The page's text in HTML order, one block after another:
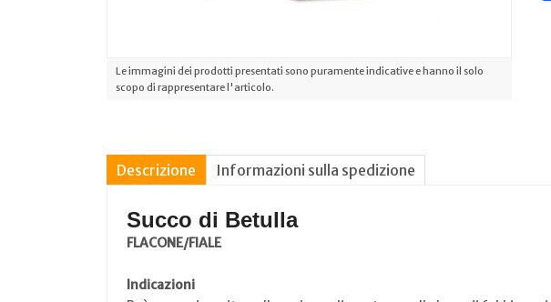
Le immagini dei prodotti presentati sono puramente indicative e hanno il solo
scopo di rappresentare l'articolo.
Descrizione Informazioni sulla spedizione
Succo di Betulla
FLACONE/FIALE
Indicazioni